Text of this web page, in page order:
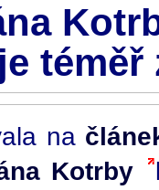
téměř
na
Kotrby